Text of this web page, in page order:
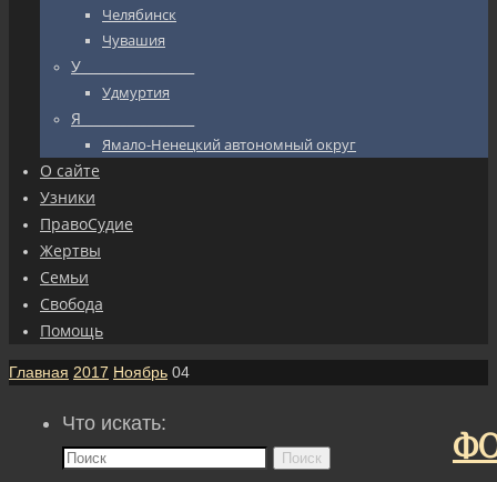
Челябинск
Чувашия
У_________________
Удмуртия
Я_________________
Ямало-Ненецкий автономный округ
О сайте
Узники
ПравоСудие
Жертвы
Семьи
Свобода
Помощь
Главная 2017 Ноябрь 04
Что искать:
Поиск